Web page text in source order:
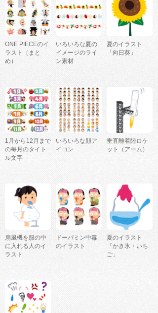
ONE PIECEのイ
ラスト（まと
め）
いろいろな夏の
イメージのライ
ン素材
夏のイラスト
「向日葵」
1月から12月まで
の毎月のタイト
ル文字
いろいろな顔ア
イコン
垂直離着陸ロケ
ット（アーム）
扇風機を服の中
に入れる人のイ
ラスト
ドーパミン中毒
のイラスト
夏のイラスト
「かき氷・いち
ご」